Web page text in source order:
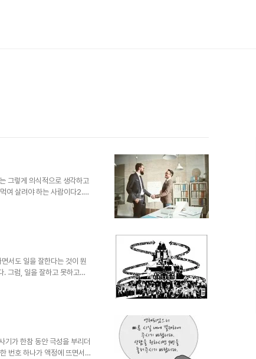
그렇게 의식적으로 생각하고
여 살려야 하는 사람이다2.
번 말은 사업 한다는 이들이
다운 생각과 행동을 실천했
다. 얼마 전 땅콩회항 사건으
서도 일을 잘한다는 것이 뭔
. 그럼, 일을 잘하고 못하고에
해석할 순 있겠지만 과연 일
나뉘고 구분되는 문제가 파
쪽이 힘을 갖는 건 당연한..
기가 한참 동안 극성을 부리더
번호 하나가 액정에 뜨면서